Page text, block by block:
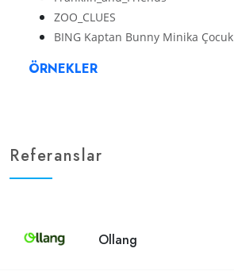
ZOO_CLUES
BING Kaptan Bunny Minika Çocuk
ÖRNEKLER
Referanslar
Ollang